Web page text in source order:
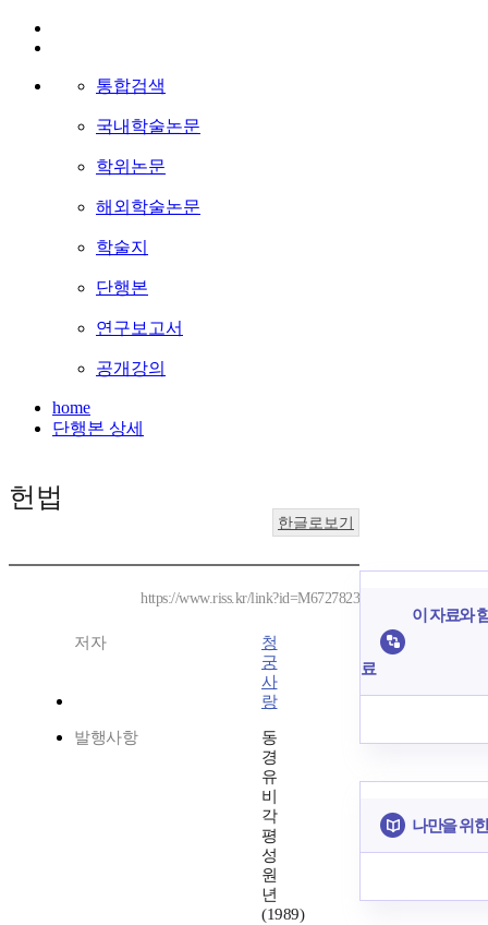
통합검색
국내학술논문
학위논문
해외학술논문
학술지
단행본
연구보고서
공개강의
home
단행본 상세
헌법
한글로보기
https://www.riss.kr/link?id=M6727823
저자
청
궁
사
랑
발행사항
동
경
유
비
각
평
성
원
년
(1989)
이 자료와
료
나만을 위